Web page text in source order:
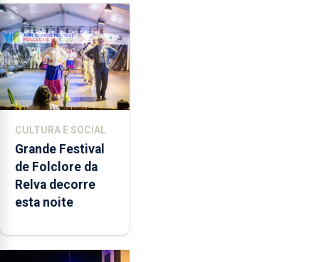
produzir uma
música”
CULTURA E SOCIAL
Grande Festival
de Folclore da
Relva decorre
esta noite